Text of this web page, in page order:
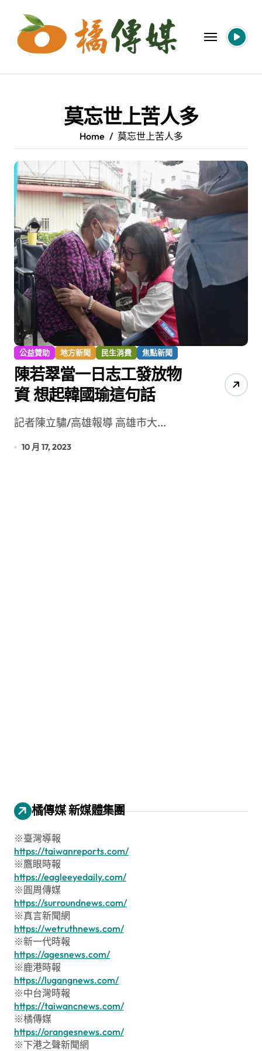
content
莫忘世上苦人多
Home 莫忘世上苦人多
公益贊助 地方新聞 民生消費 焦點新聞
陳若翠當一日志工發放物
資 想起韓國瑜這句話
記者陳立驌/高雄報導 高雄市大...
10 月 17, 2023
橘傳媒 新媒體集團
※臺灣導報
https://taiwanreports.com/
※鷹眼時報
https://eagleeyedaily.com/
※圓周傳媒
https://surroundnews.com/
※真言新聞網
https://wetruthnews.com/
※新一代時報
https://agesnews.com/
※鹿港時報
https://lugangnews.com/
※中台灣時報
https://taiwancnews.com/
※橘傳媒
https://orangesnews.com/
※下港之聲新聞網